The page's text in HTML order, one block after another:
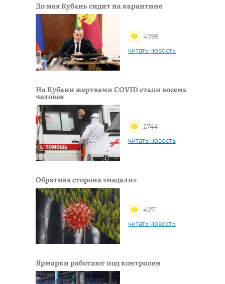
До мая Кубань сидит на карантине
4098
читать новость
На Кубани жертвами COVID стали восемь
человек
2744
читать новость
Обратная сторона «медали»
4071
читать новость
Ярмарки работают под контролем